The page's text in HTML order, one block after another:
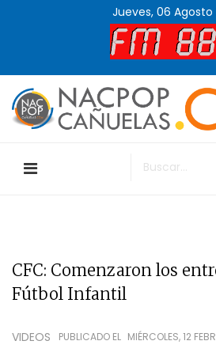
Jueves, 06 Agosto
CFC: Comenzaron los
Fútbol Infantil
VIDEOS PUBLICADO EL MIÉRCOLES, 12